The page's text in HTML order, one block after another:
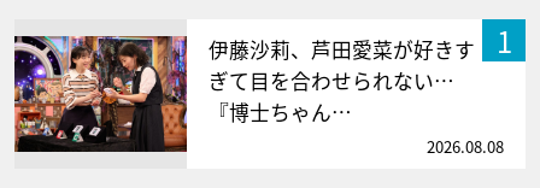
1
伊藤沙莉、芦田愛菜が好きす
ぎて目を合わせられない…
『博士ちゃん…
2026.08.08